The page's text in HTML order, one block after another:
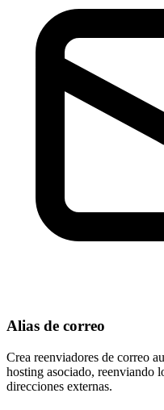
Alias de correo
Crea reenviadores de correo
hosting asociado, reenviando
direcciones externas.